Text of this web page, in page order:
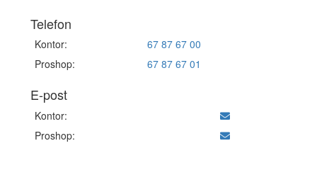
Telefon
Kontor:
67 87 67 00
Proshop:
67 87 67 01
E-post
Kontor:
Proshop: